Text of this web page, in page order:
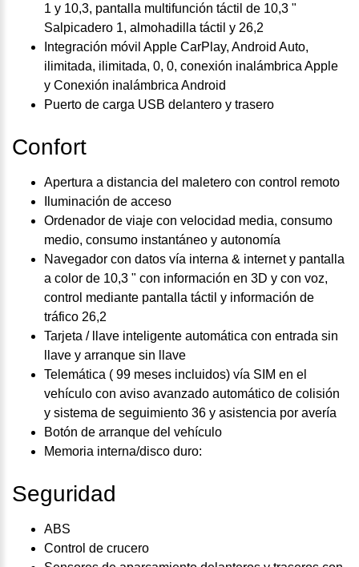
1 y 10,3, pantalla multifunción táctil de 10,3 "
Salpicadero 1, almohadilla táctil y 26,2
Integración móvil Apple CarPlay, Android Auto,
ilimitada, ilimitada, 0, 0, conexión inalámbrica Apple
y Conexión inalámbrica Android
Puerto de carga USB delantero y trasero
Confort
Apertura a distancia del maletero con control remoto
Iluminación de acceso
Ordenador de viaje con velocidad media, consumo
medio, consumo instantáneo y autonomía
Navegador con datos vía interna & internet y pantalla
a color de 10,3 " con información en 3D y con voz,
control mediante pantalla táctil y información de
tráfico 26,2
Tarjeta / llave inteligente automática con entrada sin
llave y arranque sin llave
Telemática ( 99 meses incluidos) vía SIM en el
vehículo con aviso avanzado automático de colisión
y sistema de seguimiento 36 y asistencia por avería
Botón de arranque del vehículo
Memoria interna/disco duro:
Seguridad
ABS
Control de crucero